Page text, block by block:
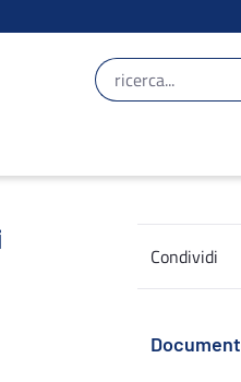
-
Condividi